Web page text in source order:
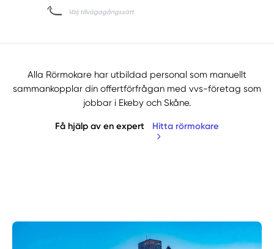
Alla Rörmokare har utbildad personal som manuellt
sammankopplar din offertförfrågan med vvs-företag som
jobbar i Ekeby och Skåne.
Få hjälp av en expert Hitta rörmokare